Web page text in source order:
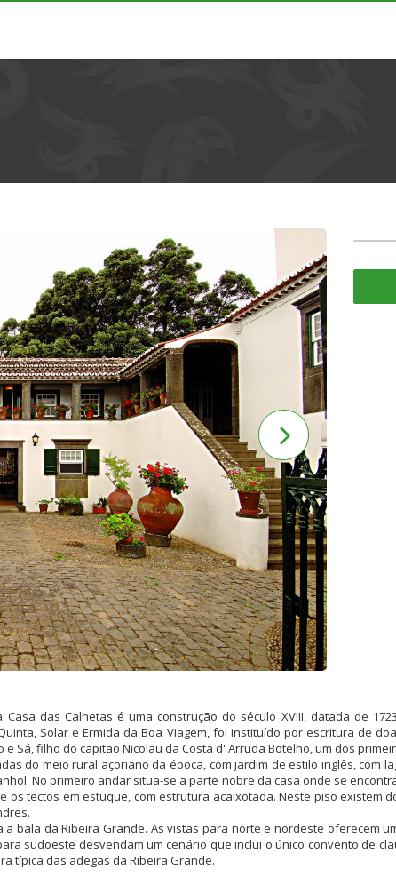
das Calhetas é uma construção do século XVIII, datada de
Solar e Ermida da Boa Viagem, foi instituído por escritura de
Sá, filho do capitão Nicolau da Costa d' Arruda Botelho, um dos
do meio rural açoriano da época, com jardim de estilo inglês, com
No primeiro andar situa-se a parte nobre da casa onde se
tectos em estuque, com estrutura acaixotada. Neste piso existem
bala da Ribeira Grande. As vistas para norte e nordeste oferecem
sudoeste desvendam um cenário que inclui o único convento de
típica das adegas da Ribeira Grande.